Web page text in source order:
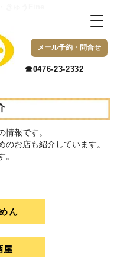
メール予約・問合せ
​☎0476-23-2332
情報です。
のお店も紹介しています。
。
ん
屋